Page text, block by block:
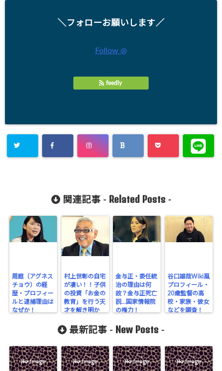
＼フォローお願いします／
Follow @
feedly
関連記事 - Related Posts-
周庭（アグネス
チョウ）の経
歴・プロフィー
ルと逮捕理由は
なぜか！
村上世彰の自宅
が凄い！！子供
の投資「お金の
教育」を行う天
才を解き明か
金与正・委任統
治の理由は何
故？金与正死亡
説…国家情報院
の権力！
谷口雄哉Wiki風
プロフィール・
20歳監督の高
校・家族・彼女
などを調査！
最新記事 - New Posts -